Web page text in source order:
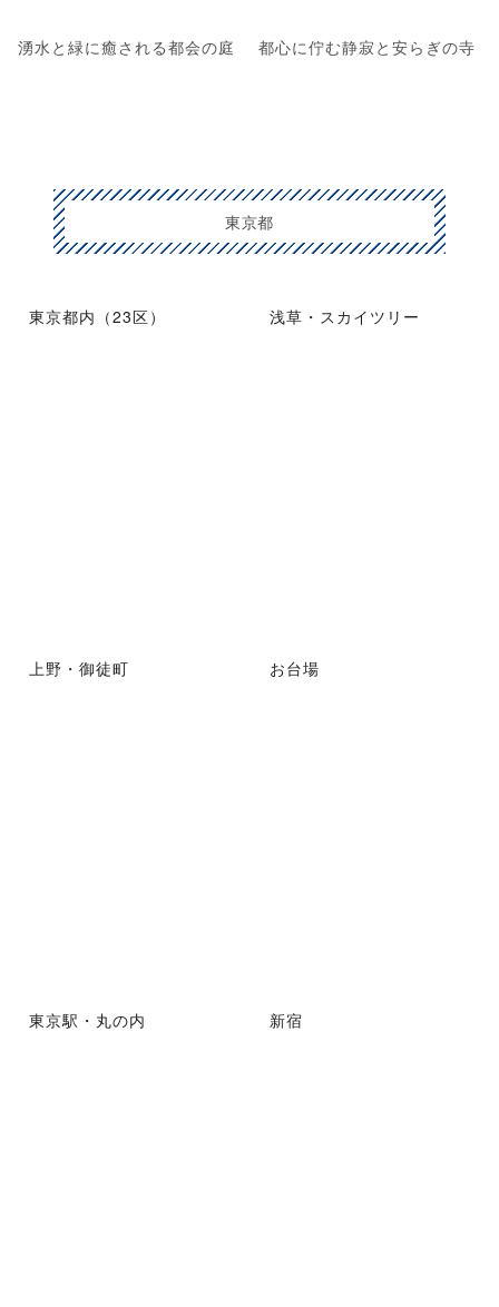
湧水と緑に癒される都会の庭 都心に佇む静寂と安らぎの寺
東京都
東京都内（23区） 浅草・スカイツリー
上野・御徒町 お台場
東京駅・丸の内 新宿